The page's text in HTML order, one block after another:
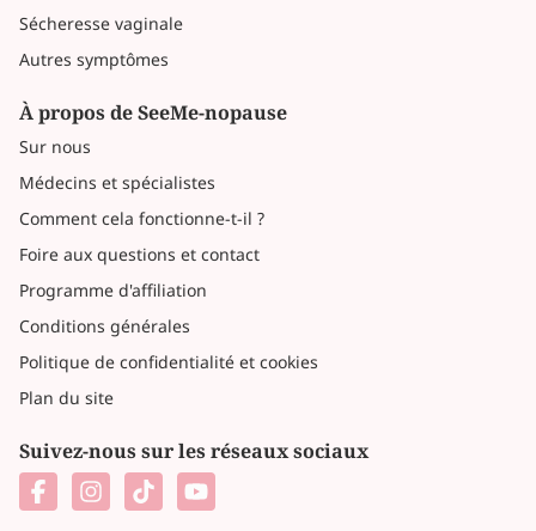
Sécheresse vaginale
Autres symptômes
À propos de SeeMe-nopause
Sur nous
Médecins et spécialistes
Comment cela fonctionne-t-il ?
Foire aux questions et contact
Programme d'affiliation
Conditions générales
Politique de confidentialité et cookies
Plan du site
Suivez-nous sur les réseaux sociaux